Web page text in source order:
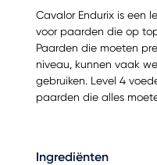
Cavalor Endurix is een
voor paarden die op
Paarden die moeten
niveau, kunnen vaak
gebruiken. Level 4
paarden die alles
Ingrediënten